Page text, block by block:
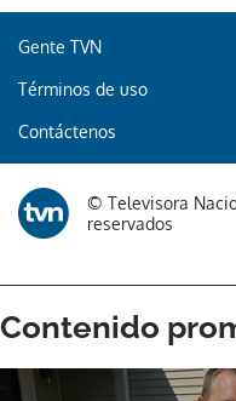
Gente TVN
Términos de uso
Contáctenos
© Televisora
reservados